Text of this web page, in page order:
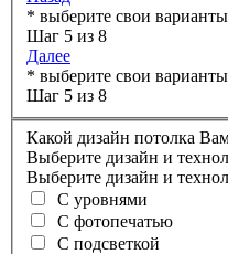
* выберите свои варианты
Шаг 5 из 8
Далее
* выберите свои варианты
Шаг 5 из 8
Какой дизайн потолка
Выберите дизайн и
Выберите дизайн и
С уровнями
С фотопечатью
С подсветкой